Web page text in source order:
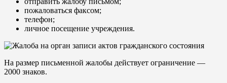
пожаловаться факсом;
телефон;
личное посещение учреждения.
На размер письменной жалобы действует ограничение —
2000 знаков.